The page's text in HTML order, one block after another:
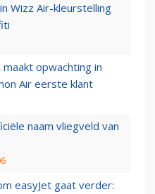
Wizz Air-kleurstelling
opwachting in
Air eerste klant
naam vliegveld van
easyJet gaat verder: